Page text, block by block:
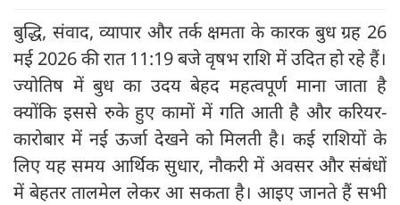
बुद्धि, संवाद, व्यापार और तर्क क्षमता के कारक बुध ग्रह 26
मई 2026 की रात 11:19 बजे वृषभ राशि में उदित हो रहे हैं।
ज्योतिष में बुध का उदय बेहद महत्वपूर्ण माना जाता है
क्योंकि इससे रुके हुए कामों में गति आती है और करियर-
कारोबार में नई ऊर्जा देखने को मिलती है। कई राशियों के
लिए यह समय आर्थिक सुधार, नौकरी में अवसर और संबंधों
में बेहतर तालमेल लेकर आ सकता है। आइए जानते हैं सभी